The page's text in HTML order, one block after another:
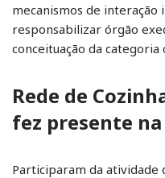
mecanismos de
responsabilizar órgão
conceituação da categoria
Rede de
fez presente na
Participaram da atividade